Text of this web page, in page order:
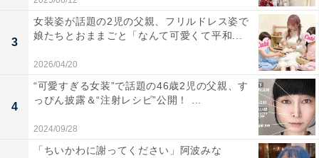
3
女装姿が話題の2児の父親、フリルドレス姿で
娘たちとおままごと「なんて可愛くて平和...
2026/04/20
4
“可愛すぎる女装”で話題の46歳2児の父親、す
っぴん披露＆“注射レシピ”公開！ ...
2024/09/28
「ちいかわに謝ってください」阿波みな